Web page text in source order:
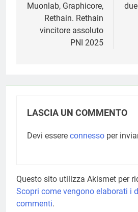
Muonlab, Graphicore,
Rethain. Rethain
vincitore assoluto
PNI 2025
LASCIA UN COMMENTO
Devi essere connesso per
Questo sito utilizza Akismet per
Scopri come vengono elaborati i
commenti.